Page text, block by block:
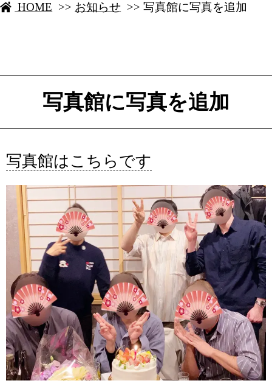
HOME >> お知らせ >> 写真館に写真を追加
写真館に写真を追加
写真館はこちらです